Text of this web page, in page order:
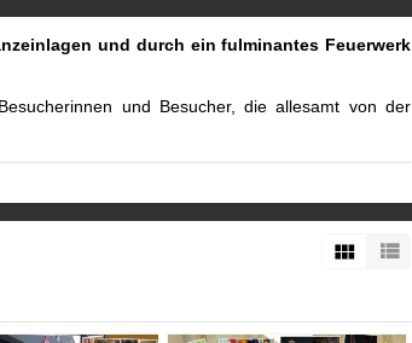
und durch ein fulminantes Feuerwerk
und Besucher, die allesamt von der